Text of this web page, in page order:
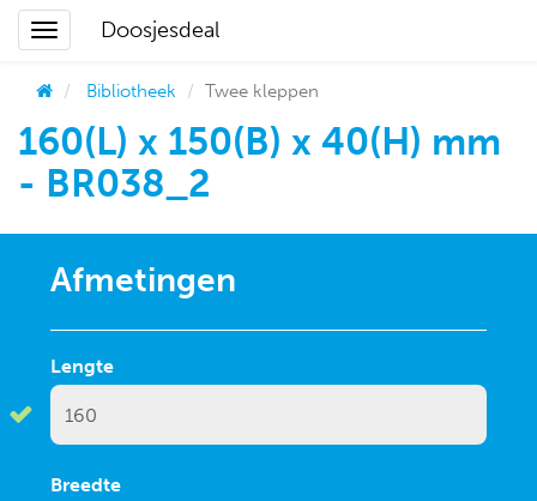
Doosjesdeal
Bibliotheek Twee kleppen
160(L) x 150(B) x 40(H) mm
- BR038_2
Afmetingen
Lengte
Breedte